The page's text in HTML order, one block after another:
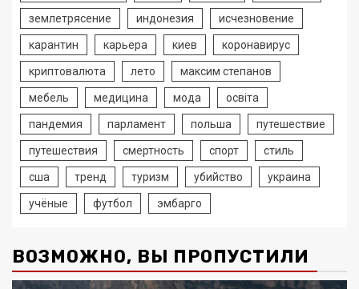
землетрясение индонезия исчезновение
карантин карьера киев коронавирус
криптовалюта лето максим степанов
мебель медицина мода освіта
пандемия парламент польша путешествие
путешествия смертность спорт стиль
сша тренд туризм убийство украина
учёные футбол эмбарго
ВОЗМОЖНО, ВЫ ПРОПУСТИЛИ